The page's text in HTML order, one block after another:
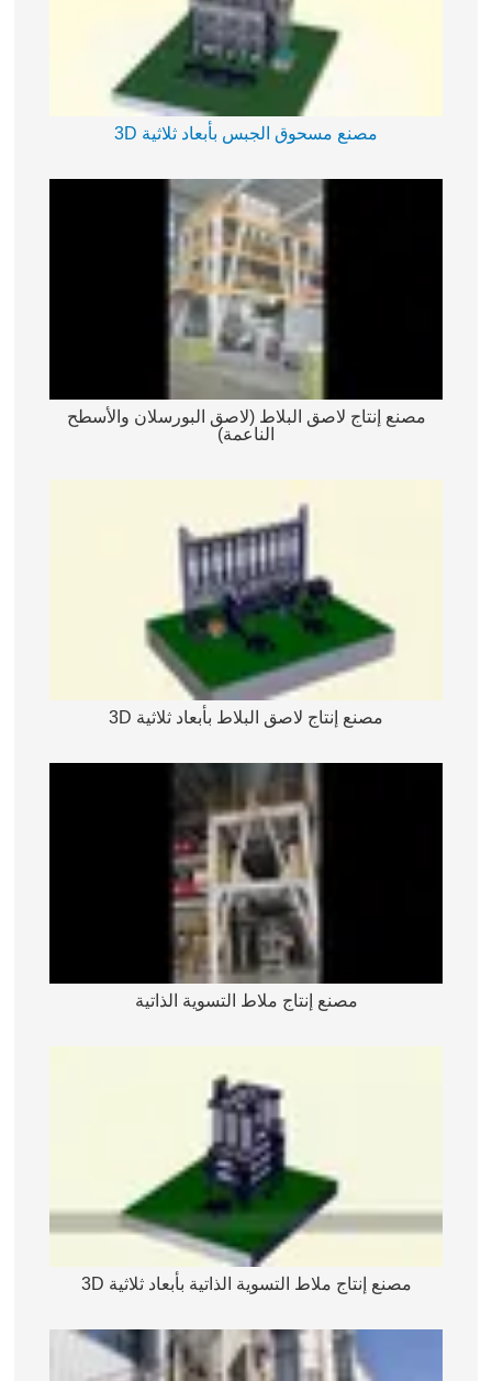
مصنع مسحوق الجبس بأبعاد ثلاثية 3D
مصنع إنتاج لاصق البلاط (لاصق البورسلان والأسطح
الناعمة)
مصنع إنتاج لاصق البلاط بأبعاد ثلاثية 3D
مصنع إنتاج ملاط التسوية الذاتية
مصنع إنتاج ملاط التسوية الذاتية بأبعاد ثلاثية 3D